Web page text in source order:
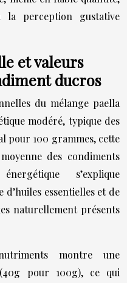
la perception gustative
et valeurs
ducros
du mélange paella
modéré, typique des
pour 100 grammes, cette
des condiments
s’explique
essentielles et de
naturellement présents
montre une
pour 100g), ce qui